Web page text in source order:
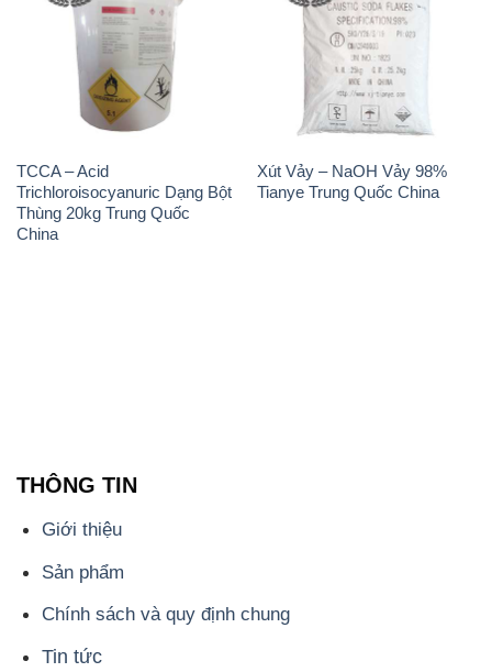
TCCA – Acid
Trichloroisocyanuric Dạng Bột
Thùng 20kg Trung Quốc
Xút Vảy – NaOH Vảy 98%
Tianye Trung Quốc China
Chính sách và quy định chung
Tin tức
Liên hệ
📞
PHÒNG KINH DOANH - CÔNG TY HÓA CHẤT